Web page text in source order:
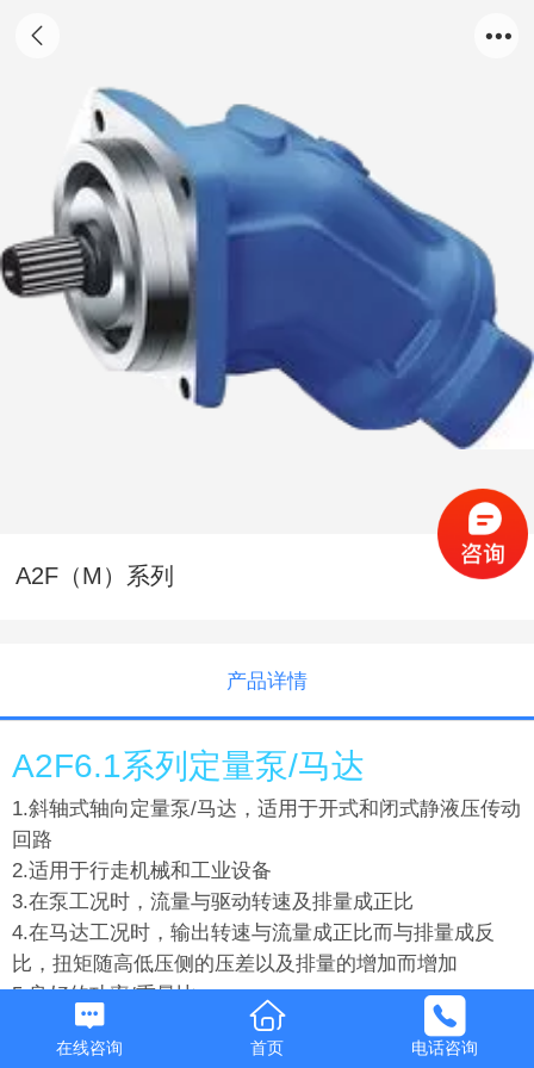
A2F（M）系列
产品详情
A2F6.1系列定量泵/马达
1.斜轴式轴向定量泵/马达，适用于开式和闭式静液压传动
回路
2.适用于行走机械和工业设备
3.在泵工况时，流量与驱动转速及排量成正比
4.在马达工况时，输出转速与流量成正比而与排量成反
比，扭矩随高低压侧的压差以及排量的增加而增加
5.良好的功率/重量比
6.结构紧凑
7.带柱塞环的一体柱塞设计
在线咨询 首页 电话咨询